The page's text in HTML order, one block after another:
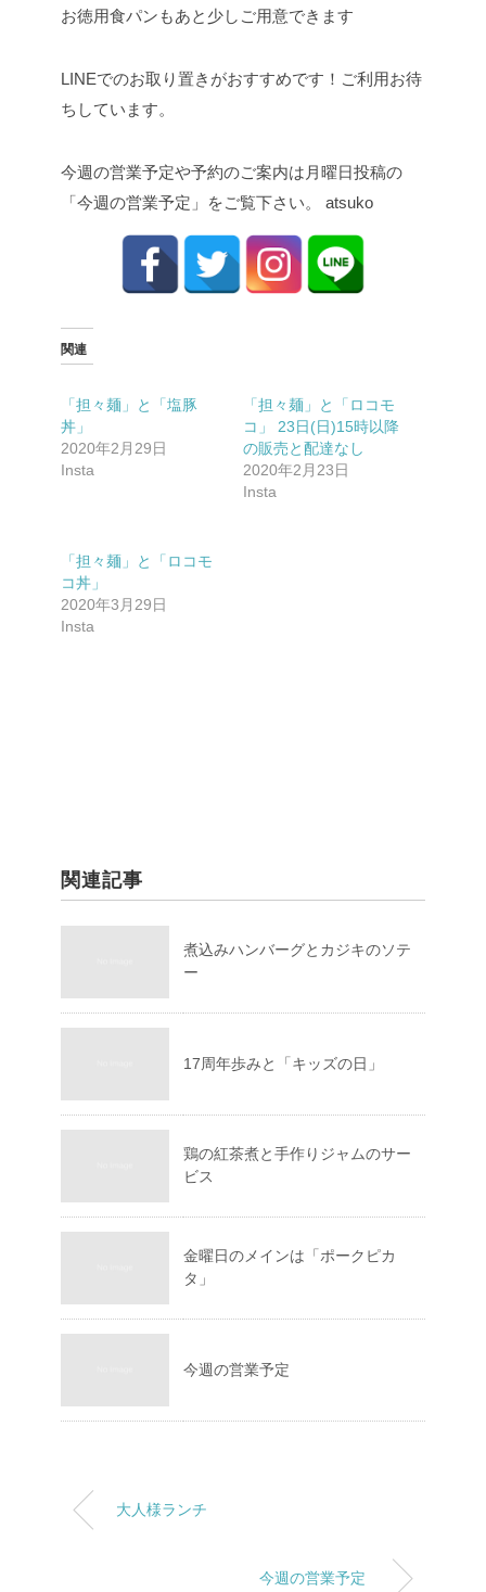
お徳用食パンもあと少しご用意できます
LINEでのお取り置きがおすすめです！ご利用お待
ちしています。
今週の営業予定や予約のご案内は月曜日投稿の
「今週の営業予定」をご覧下さい。 atsuko
関連
「担々麺」と「塩豚
丼」
2020年2月29日
Insta
「担々麺」と「ロコモ
コ」 23日(日)️15時以降
の販売と配達なし
2020年2月23日
Insta
「担々麺」と「ロコモ
コ丼」
2020年3月29日
Insta
関連記事
煮込みハンバーグとカジキのソテ
ー
17周年歩みと「キッズの日」
鶏の紅茶煮と手作りジャムのサー
ビス
金曜日のメインは「ポークピカ
タ」
今週の営業予定
大人様ランチ
今週の営業予定